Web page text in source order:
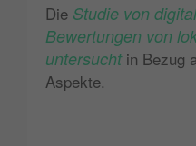
Die Studie von
Bewertungen von
untersuchtin Bezug
Aspekte.